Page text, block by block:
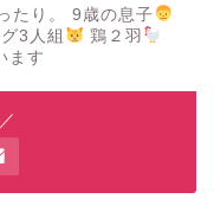
たり。 9歳の息子
3人組
鶏２羽
ます